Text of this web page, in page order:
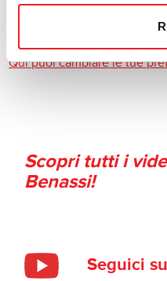
Qui puoi cambiare le tue
Scopri tutti i
Benassi!
Seguici